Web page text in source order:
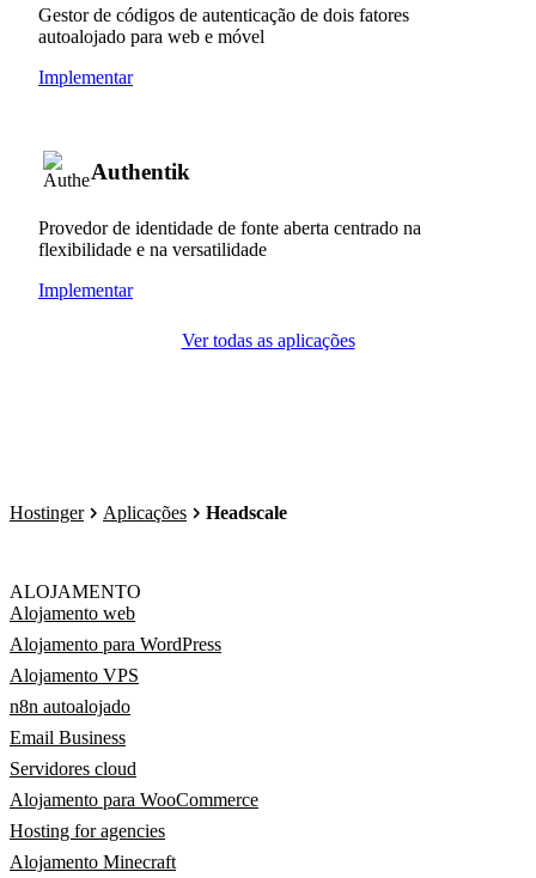
Gestor de códigos de autenticação de dois fatores
autoalojado para web e móvel
Implementar
Authentik
Provedor de identidade de fonte aberta centrado na
flexibilidade e na versatilidade
Implementar
Ver todas as aplicações
Hostinger Aplicações Headscale
ALOJAMENTO
Alojamento web
Alojamento para WordPress
Alojamento VPS
n8n autoalojado
Email Business
Servidores cloud
Alojamento para WooCommerce
Hosting for agencies
Alojamento Minecraft